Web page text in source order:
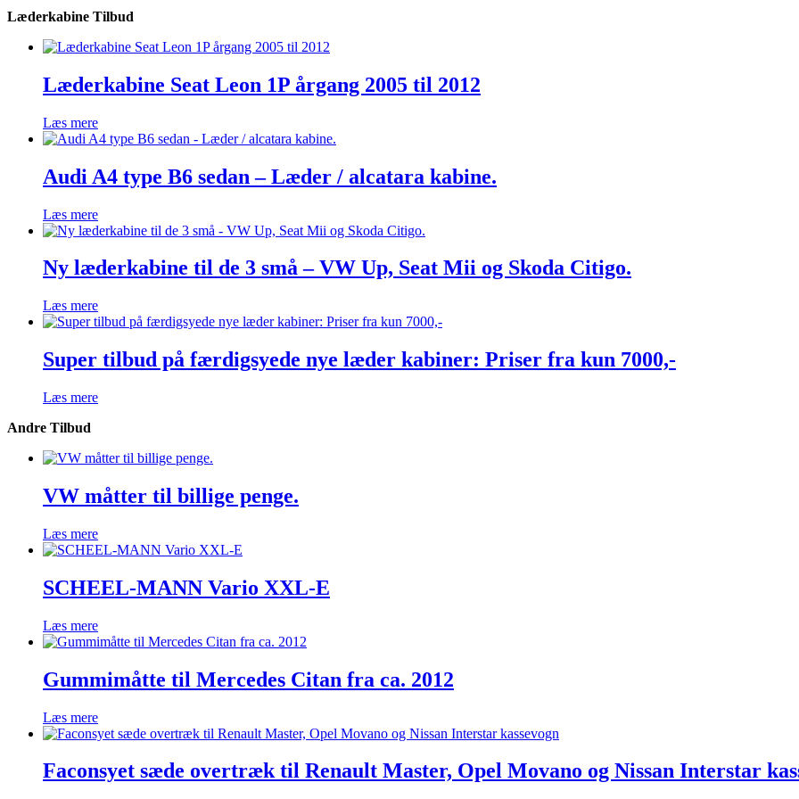
Læderkabine Tilbud
Læderkabine Seat Leon 1P årgang 2005 til 2012
Læs mere
Audi A4 type B6 sedan – Læder / alcatara kabine.
Læs mere
Ny læderkabine til de 3 små – VW Up, Seat Mii og Skoda Citigo.
Læs mere
Super tilbud på færdigsyede nye læder kabiner: Priser fra kun 7000,-
Læs mere
Andre Tilbud
VW måtter til billige penge.
Læs mere
SCHEEL-MANN Vario XXL-E
Læs mere
Gummimåtte til Mercedes Citan fra ca. 2012
Læs mere
Faconsyet sæde overtræk til Renault Master, Opel Movano og Nissan Interstar